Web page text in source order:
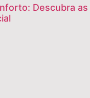
Descubra as